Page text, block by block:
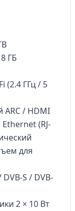
ГБ
(2.4 ГГц / 5
ARC / HDMI
(RJ-
для
DVB-S / DVB-
2 × 10 Вт